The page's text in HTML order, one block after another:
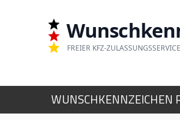
FREIER KFZ-ZULASSUNGSSERVICE
WUNSCHKENNZEICHEN